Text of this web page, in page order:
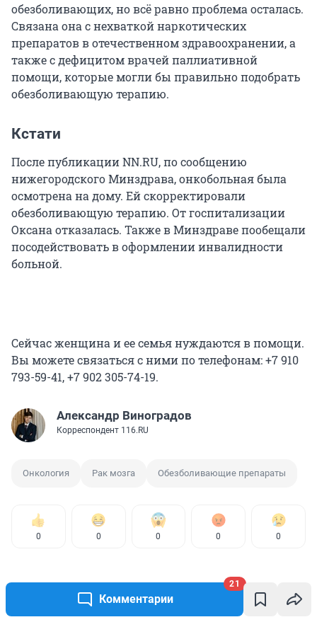
Комментарии
21
обезболивающих, но всё равно проблема осталась.
Связана она с нехваткой наркотических
препаратов в отечественном здравоохранении, а
также с дефицитом врачей паллиативной
помощи, которые могли бы правильно подобрать
обезболивающую терапию.
Кстати
После публикации NN.RU, по сообщению
нижегородского Минздрава, онкобольная была
осмотрена на дому. Ей скорректировали
обезболивающую терапию. От госпитализации
Оксана отказалась. Также в Минздраве пообещали
посодействовать в оформлении инвалидности
больной.
Сейчас женщина и ее семья нуждаются в помощи.
Вы можете связаться с ними по телефонам: +7 910
793-59-41, +7 902 305-74-19.
Александр Виноградов
Корреспондент 116.RU
Онкология Рак мозга Обезболивающие препараты
0 0 0 0 0